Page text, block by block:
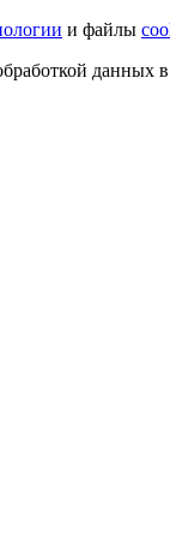
и файлы
данных